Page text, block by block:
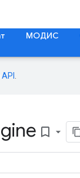
МОДИС
bookmark_border